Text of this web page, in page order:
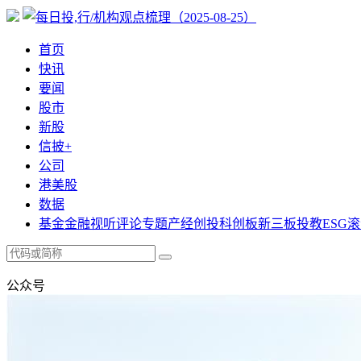
首页
快讯
要闻
股市
新股
信披+
公司
港美股
数据
基金金融视听评论专题产经创投科创板新三板投教ESG
公众号